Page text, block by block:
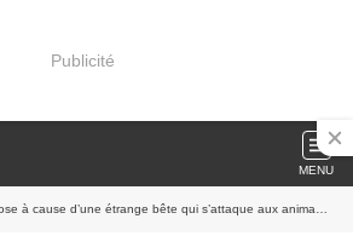
Publicité
MENU
cause d’une étrange bête qui s’attaque aux animaux d’élevage